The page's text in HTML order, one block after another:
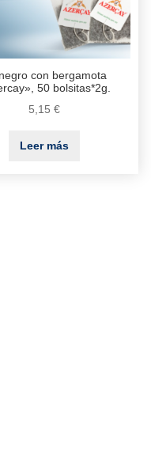
con bergamota
50 bolsitas*2g.
5,15 €
Leer más